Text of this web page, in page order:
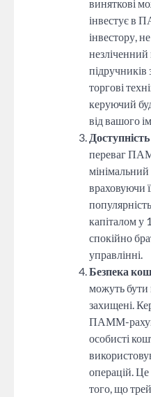
виняткові
інвестує в
інвестору,
торгові
керуючий
від вашого
Доступність
переваг
мінімальний
враховуючи
капіталом у
спокійно
управлінні.
Безпека
можуть бути
захищені.
ПАММ-
особисті
операцій.
того, що